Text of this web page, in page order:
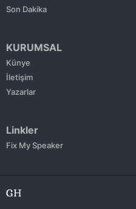
Son Dakika
KURUMSAL
Künye
İletişim
Yazarlar
Linkler
Fix My Speaker